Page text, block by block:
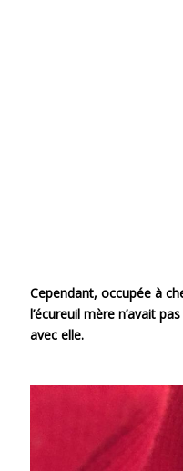
Cependant, occupée à
l’écureuil mère n’avait
avec elle.